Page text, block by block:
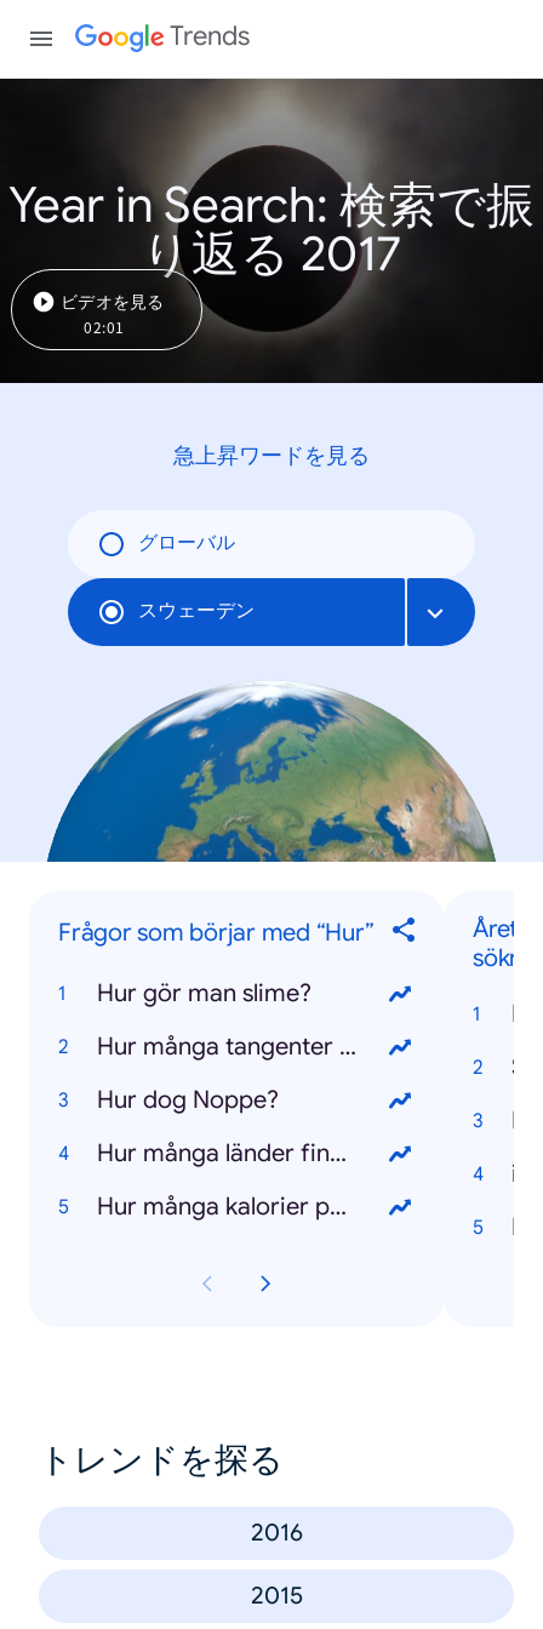
Trends
Year in Search: 検索で振
り返る 2017
ビデオを見る
02:01
急上昇ワードを見る
グローバル
スウェーデン
Frågor som börjar med “Hur”
Hur gör man slime?
Hur många tangenter har ett piano?
Hur dog Noppe?
Hur många länder finns det i världen?
Hur många kalorier per dag?
Årets
トレンドを探る
2016
2015